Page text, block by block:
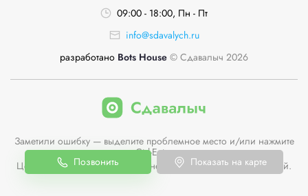
Позвонить Показать на карте
09:00 - 18:00, Пн - Пт
info@sdavalych.ru
разработано Bots House © Сдавалыч 2026
Заметили ошибку — выделите проблемное место и/или нажмите
Ctrl-Enter
Цены пунктов приема на сайте не являются публичной офертой.